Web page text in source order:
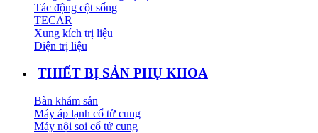
Tác động cột sống
TECAR
Xung kích trị liệu
Điện trị liệu
THIẾT BỊ SẢN PHỤ KHOA
Bàn khám sản
Máy áp lạnh cổ tử cung
Máy nội soi cổ tử cung